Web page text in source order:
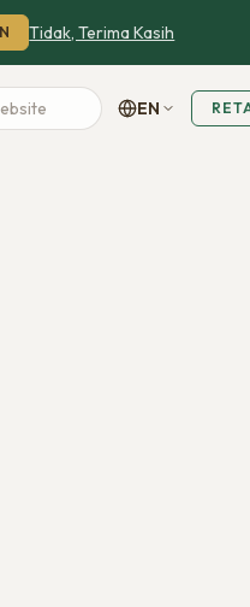
Tidak, Terima Kasih
EN